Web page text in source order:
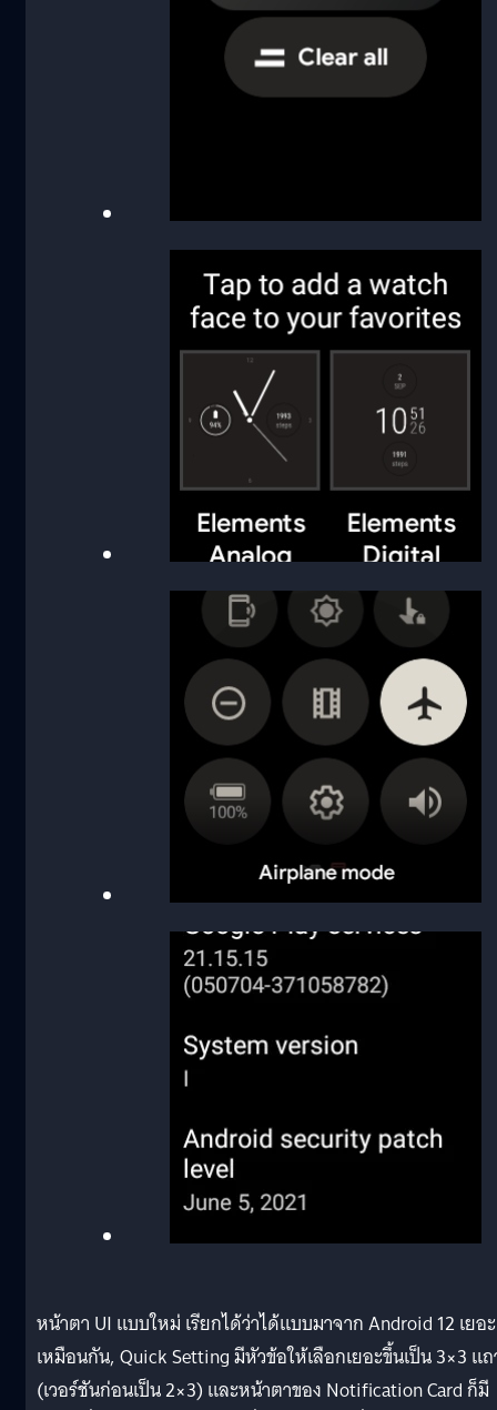
หน้าตา UI แบบใหม่ เรียกได้ว่าได้แบบมาจาก Android 12 เยอะ
เหมือนกัน, Quick Setting มีหัวข้อให้เลือกเยอะขึ้นเป็น 3×3 แ
(เวอร์ชันก่อนเป็น 2×3) และหน้าตาของ Notification Card ก็มี